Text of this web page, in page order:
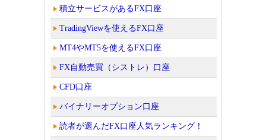
積立サービスがあるFX口座
TradingViewを使えるFX口座
MT4やMT5を使えるFX口座
FX自動売買（シストレ）口座
CFD口座
バイナリーオプション口座
読者が選んだFX口座人気ランキング！